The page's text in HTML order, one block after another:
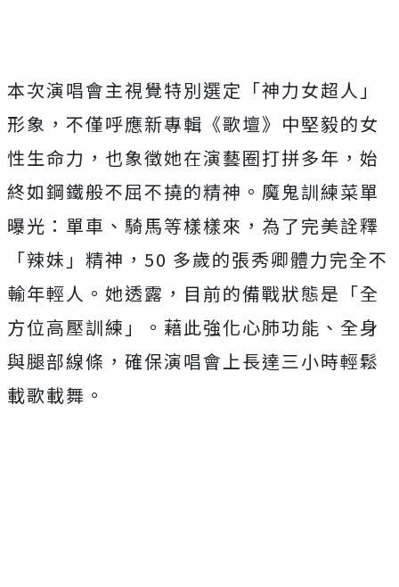
本次演唱會主視覺特別選定「神力女超人」
形象，不僅呼應新專輯《歌壇》中堅毅的女
性生命力，也象徵她在演藝圈打拼多年， 始
終如鋼鐵般不屈不撓的精神。魔鬼訓練菜單
曝光：單車、 騎馬等樣樣來，為了完美詮釋
「辣妹」精神， 50 多歲的張秀卿體力完全不
輸年輕人。她透露，目前的備戰狀態是「全
方位高壓訓練」。藉此強化心肺功能、全身
與腿部線條， 確保演唱會上長達三小時輕鬆
載歌載舞。